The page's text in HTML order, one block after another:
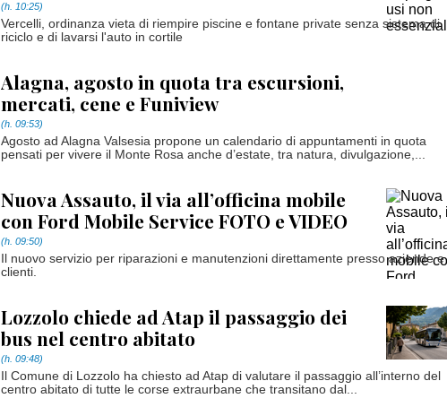
(h. 10:25)
Vercelli, ordinanza vieta di riempire piscine e fontane private senza sistema di
riciclo e di lavarsi l'auto in cortile
Alagna, agosto in quota tra escursioni,
mercati, cene e Funiview
(h. 09:53)
Agosto ad Alagna Valsesia propone un calendario di appuntamenti in quota
pensati per vivere il Monte Rosa anche d’estate, tra natura, divulgazione,...
Nuova Assauto, il via all’officina mobile
con Ford Mobile Service FOTO e VIDEO
(h. 09:50)
Il nuovo servizio per riparazioni e manutenzioni direttamente presso aziende e
clienti.
Lozzolo chiede ad Atap il passaggio dei
bus nel centro abitato
(h. 09:48)
Il Comune di Lozzolo ha chiesto ad Atap di valutare il passaggio all’interno del
centro abitato di tutte le corse extraurbane che transitano dal...